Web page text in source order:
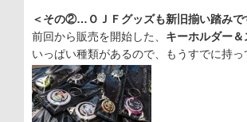
＜その②…ＯＪＦグッズも新旧揃い踏みで
前回から販売を開始した、 キーホルダー
いっぱい種類があるので、
もうすでに持